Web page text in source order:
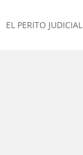
EL PERITO JUDICIAL